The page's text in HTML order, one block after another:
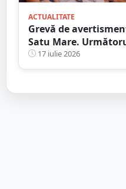
ACTUALITATE
Grevă de
Satu Mare.
17 iulie 2026